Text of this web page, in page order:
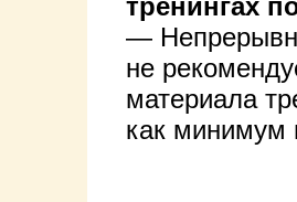
тренингах
—
не
материала
как минимум